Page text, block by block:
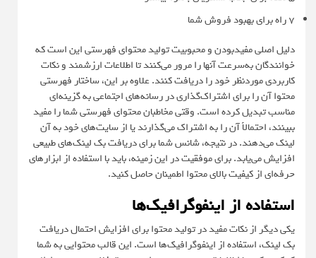
۷ راه برای بهبود فروش شما
دلیل اصلی مفیدبودن و محبوبیت تولید محتوای فهرستی این است که
خوانندگان به‌سرعت آنها را مرور می‌کنند تا اطلاعات ارزشمند و نکات
کاربردی موردنظر خود را دریافت کنند. علاوه بر این، ساختار فهرستی
محتوا آن را برای اشتراک‌گذاری در رسانه‌های اجتماعی به گزینه‌ای
مناسب تبدیل کرده است. وقتی مخاطبان محتوای فهرستی شما را مفید
ببینند، احتمالاً آن را به اشتراک می‌گذارند یا از سایت‌های خود به آن
لینک می‌دهند. در نتیجه، شانس شما برای دریافت بک ‌لینک‌های طبیعی
افزایش می‌یابد. برای موفقیت در این زمینه، باید با استفاده از ابزارهای
حرفه‌ای از کیفیت بالای محتوا اطمینان حاصل کنید.
استفاده از اینفوگرافیک‌ها
یکی دیگر از نکات مفید در تولید محتوا برای افزایش احتمال دریافت
بک لینک، استفاده از اینفوگرافیک‌ها است. این قالب محتوایی به شما